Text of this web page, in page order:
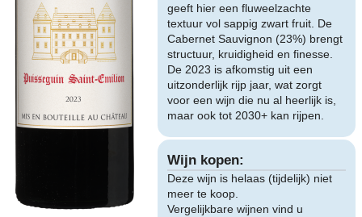
geeft hier een fluweelzachte
textuur vol sappig zwart fruit. De
Cabernet Sauvignon (23%) brengt
structuur, kruidigheid en finesse.
De 2023 is afkomstig uit een
uitzonderlijk rijp jaar, wat zorgt
voor een wijn die nu al heerlijk is,
maar ook tot 2030+ kan rijpen.
Wijn kopen:
Deze wijn is helaas (tijdelijk) niet
meer te koop.
Vergelijkbare wijnen vind u